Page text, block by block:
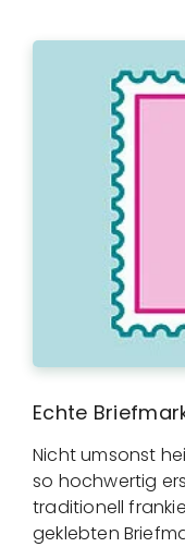
Echte
Nicht umsonst
so hochwertig
traditionell
geklebten